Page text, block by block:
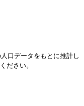
口データをもとに推計し
ださい。